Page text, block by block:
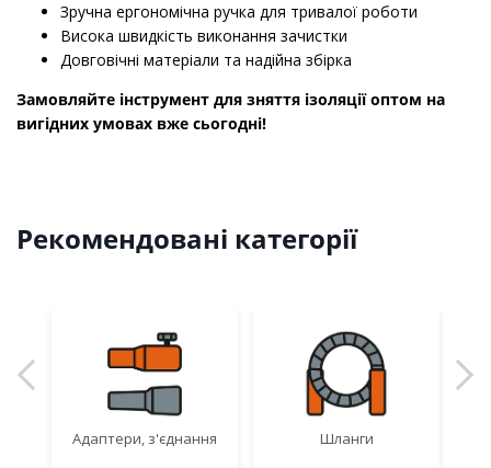
Зручна ергономічна ручка для тривалої роботи
Висока швидкість виконання зачистки
Довговічні матеріали та надійна збірка
Замовляйте інструмент для зняття ізоляції оптом на
вигідних умовах вже сьогодні!
Рекомендовані категорії
Адаптери, з'єднання Шланги